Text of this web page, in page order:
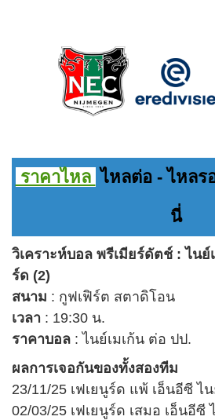
ราคาไหล ไหลต่อ - ไหลร
นี่
วิเคราะห์บอล พรีเมียร์ดัตช์ : ไนย์
ร์ด (2)
สนาม : กูฟเฟิร์ต สตาดิโอน
เวลา : 19:30 น.
ราคาบอล : ไนย์เมเก้น ต่อ ปป.
ผลการเจอกันของทั้งสองทีม
23/11/25 เฟเยนูร์ด แพ้ เอ็นอีซี ไ
02/03/25 เฟเยนูร์ด เสมอ เอ็นอีซี